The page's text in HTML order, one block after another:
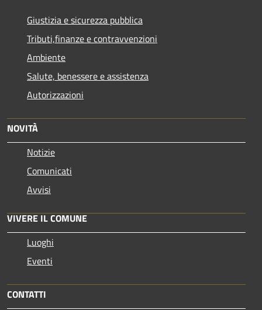
Giustizia e sicurezza pubblica
Tributi,finanze e contravvenzioni
Ambiente
Salute, benessere e assistenza
Autorizzazioni
NOVITÀ
Notizie
Comunicati
Avvisi
VIVERE IL COMUNE
Luoghi
Eventi
CONTATTI